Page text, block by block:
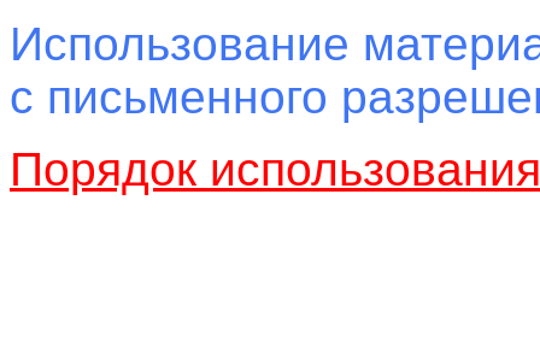
Использование
с письменного
Порядок